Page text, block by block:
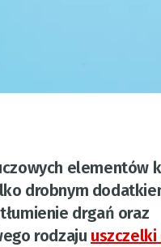
elementów
drobnym
drgań oraz
rodzaju uszczelki